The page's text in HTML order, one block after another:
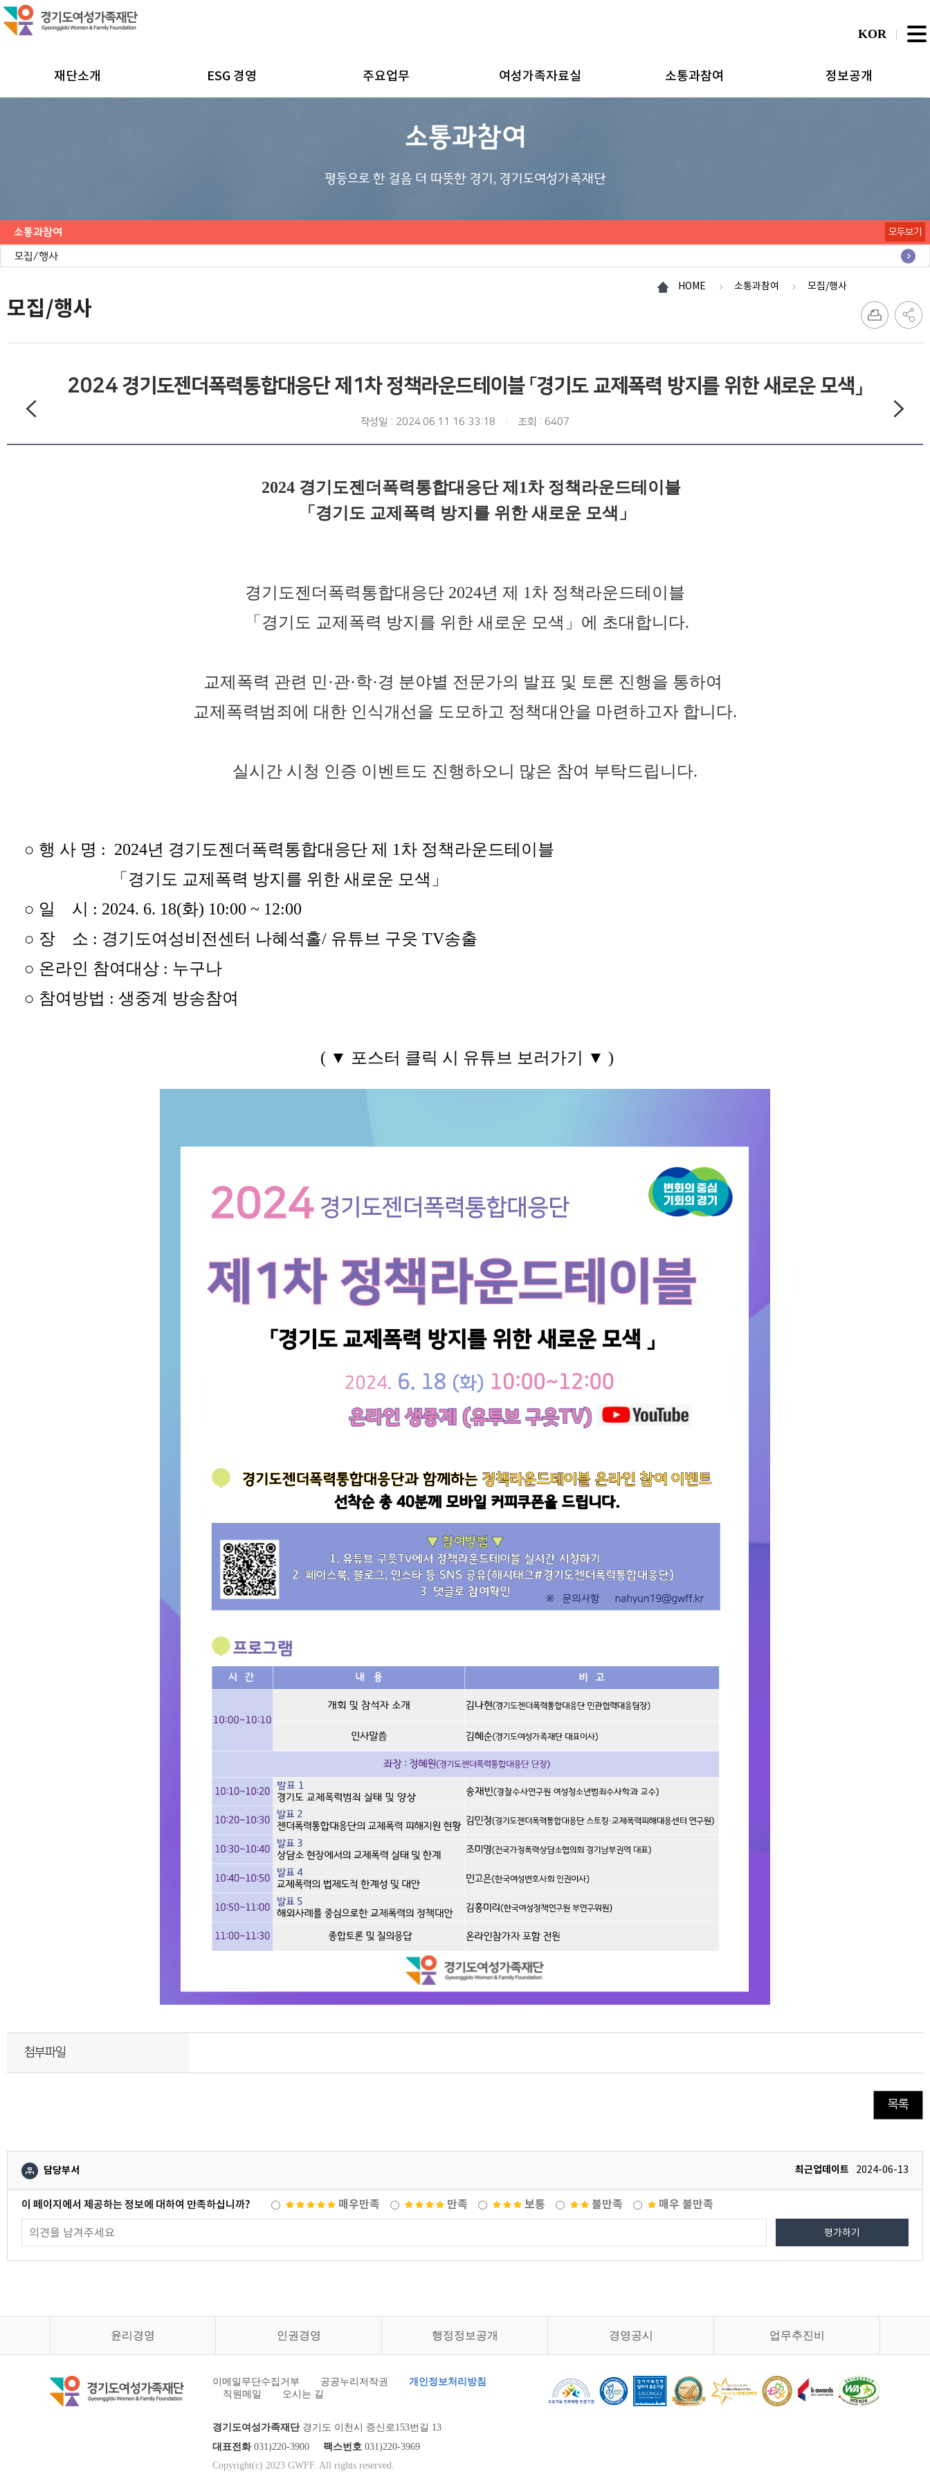
재단소개 ESG 경영 주요업무 여성가족자료실 소통과참여 정보공개
KOR
소통과참여
평등으로 한 걸음 더 따뜻한 경기, 경기도여성가족재단
소통과참여
공지사항
채용공고
모집/행사
모두보기
HOME 소통과참여 모집/행사
모집/행사
2024 경기도젠더폭력통합대응단 제1차 정책라운드테이블 「경기도 교제폭력 방지를 위한 새로운 모색」
작성일 : 2024.06.11 16:33:18 조회 : 6407
2024 경기도젠더폭력통합대응단 제1차 정책라운드테이블
「경기도 교제폭력 방지를 위한 새로운 모색」
경기도젠더폭력통합대응단 2024년 제 1차 정책라운드테이블
「경기도 교제폭력 방지를 위한 새로운 모색」에 초대합니다.
교제폭력 관련 민·관·학·경 분야별 전문가의 발표 및 토론 진행을 통하여
교제폭력범죄에 대한 인식개선을 도모하고 정책대안을 마련하고자 합니다.
실시간 시청 인증 이벤트도 진행하오니 많은 참여 부탁드립니다.
○ 행 사 명 : 2024년 경기도젠더폭력통합대응단 제 1차 정책라운드테이블
「경기도 교제폭력 방지를 위한 새로운 모색 」
○ 일 시 : 2024. 6. 18(화) 10:00 ~ 12:00
○ 장 소 : 경기도여성비전센터 나혜석홀/ 유튜브 구읏 TV송출
○ 온라인 참여대상 : 누구나
○ 참여방법 : 생중계 방송참여
( ▼ 포스터 클릭 시 유튜브 보러가기 ▼ )
첨부파일
목록
담당부서 최근업데이트 2024-06-13
이 페이지에서 제공하는 정보에 대하여 만족하십니까? 매우만족 만족 보통 불만족 매우 불만족
평가하기
윤리경영 인권경영 행정정보공개 경영공시 업무추진비
이메일무단수집거부 공공누리저작권
개인정보처리방침
직원메일
오시는 길
경기도여성가족재단경기도 이천시 증신로153번길 13
대표전화031)220-3900 팩스번호 031)220-3969
Copyright(c) 2023 GWFF. All rights reserved.